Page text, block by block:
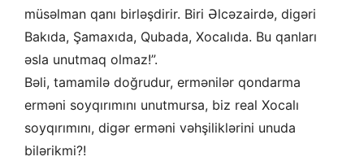
müsəlman qanı birləşdirir. Biri Əlcəzairdə, digəri
Bakıda, Şamaxıda, Qubada, Xocalıda. Bu qanları
əsla unutmaq olmaz!”.
Bəli, tamamilə doğrudur, ermənilər qondarma
erməni soyqırımını unutmursa, biz real Xocalı
soyqırımını, digər erməni vəhşiliklərini unuda
bilərikmi?!